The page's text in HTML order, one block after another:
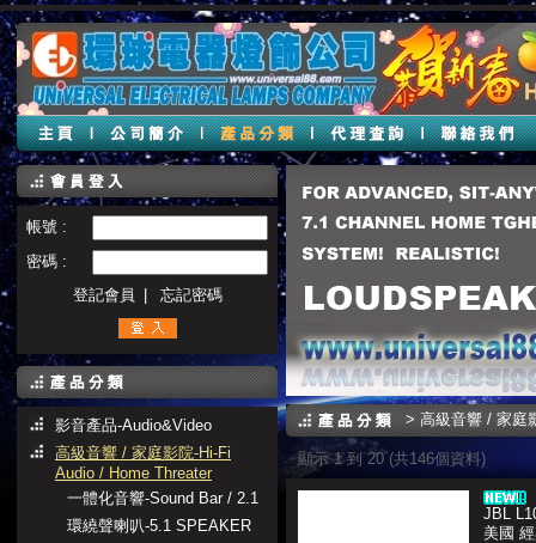
帳號 :
密碼 :
登記會員
忘記密碼
影音產品-Audio&Video
高級音響 / 家庭影院-Hi-Fi
Audio / Home Threater
一體化音響-Sound Bar / 2.1
環繞聲喇叭-5.1 SPEAKER
>高級音響 / 家庭
顯示 1 到 20 (共146個資料)
JBL
美國